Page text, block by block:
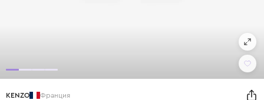
KENZO Франция